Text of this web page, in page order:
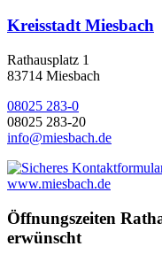
Kreisstadt Miesbach
Rathausplatz 1
83714 Miesbach
08025 283-0
08025 283-20
info@miesbach.de
www.miesbach.de
Öffnungszeiten
erwünscht